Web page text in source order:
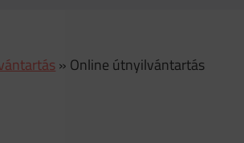
» Online útnyilvántartás